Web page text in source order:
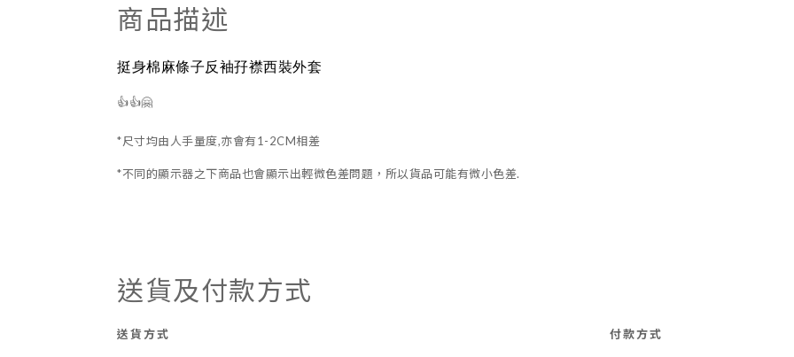
商品描述
挺身棉麻條子反袖孖襟西裝外套
👍👍🤗
*尺寸均由人手量度,亦會有1-2CM相差
*不同的顯示器之下商品也會顯示出輕微色差問題，所以貨品可能有微小色差.
送貨及付款方式
送貨方式 付款方式